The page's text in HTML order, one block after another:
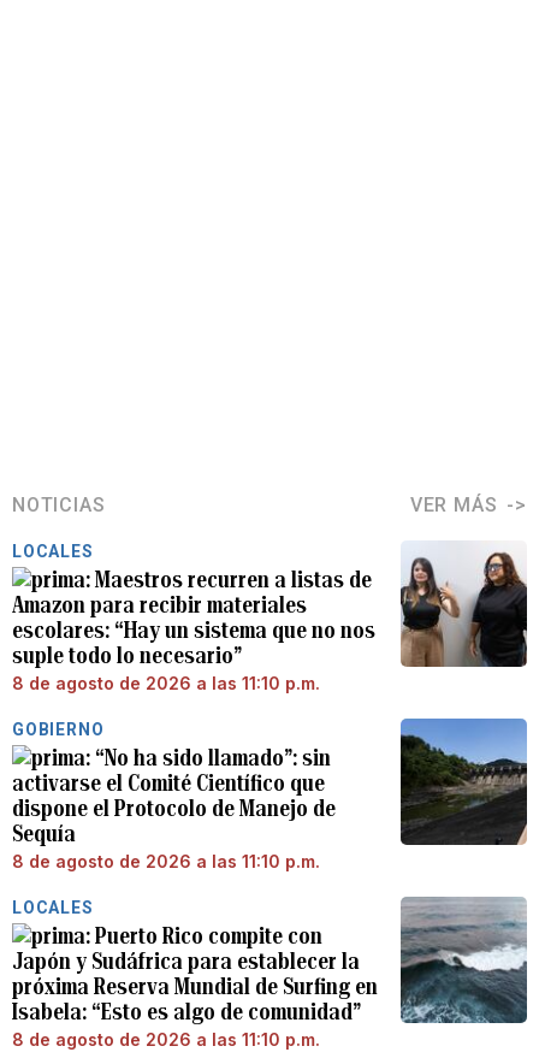
NOTICIAS VER MÁS
LOCALES
Maestros recurren a listas de
Amazon para recibir materiales
escolares: “Hay un sistema que no nos
suple todo lo necesario”
8 de agosto de 2026 a las 11:10 p.m.
GOBIERNO
“No ha sido llamado”: sin
activarse el Comité Científico que
dispone el Protocolo de Manejo de
Sequía
8 de agosto de 2026 a las 11:10 p.m.
LOCALES
Puerto Rico compite con
Japón y Sudáfrica para establecer la
próxima Reserva Mundial de Surfing en
Isabela: “Esto es algo de comunidad”
8 de agosto de 2026 a las 11:10 p.m.